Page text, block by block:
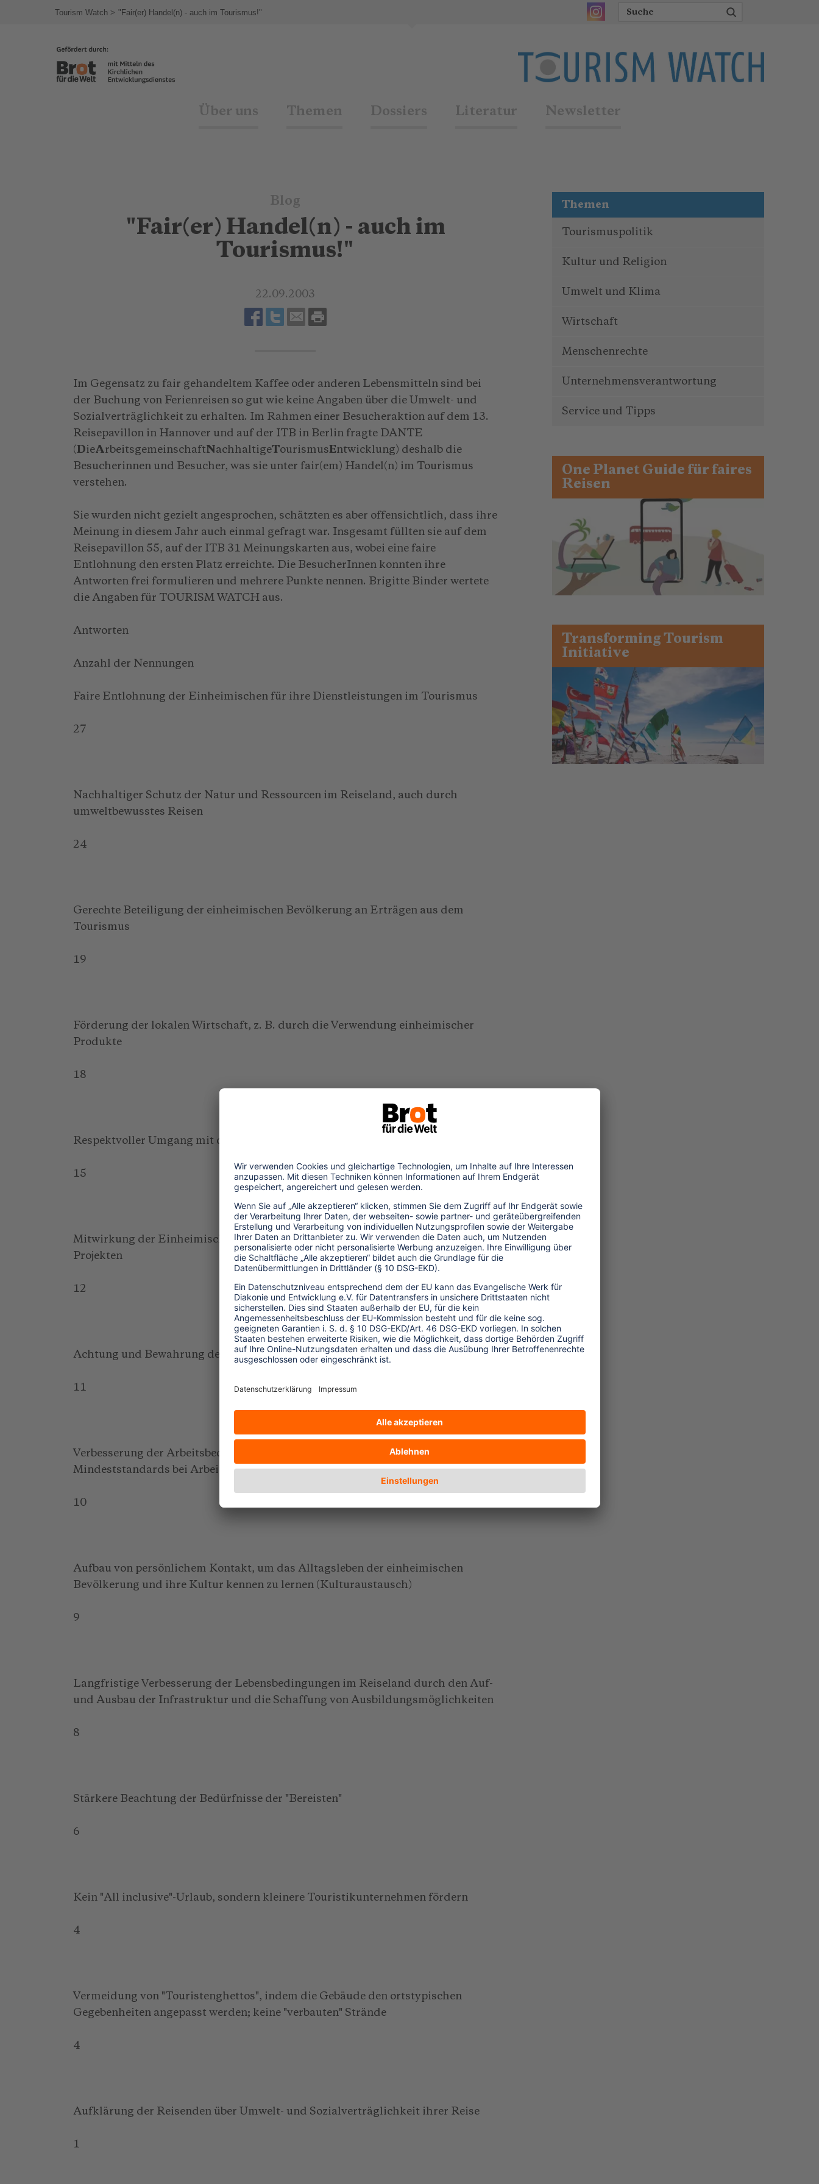
Tourism Watch "Fair(er) Handel(n) - auch im Tourismus!"
Über uns Themen Dossiers Literatur Newsletter
Blog
"Fair(er) Handel(n) - auch im
Tourismus!"
22.09.2003
Im Gegensatz zu fair gehandeltem Kaffee oder anderen Lebensmitteln sind bei
der Buchung von Ferienreisen so gut wie keine Angaben über die Umwelt- und
Sozialverträglichkeit zu erhalten. Im Rahmen einer Besucheraktion auf dem 13.
Reisepavillon in Hannover und auf der ITB in Berlin fragte DANTE
(DieArbeitsgemeinschaftN achhaltigeTourismusEntwicklung) deshalb die
Besucherinnen und Besucher, was sie unter fair(em) Handel(n) im Tourismus
verstehen.
Sie wurden nicht gezielt angesprochen, schätzten es aber offensichtlich, dass ihre
Meinung in diesem Jahr auch einmal gefragt war. Insgesamt füllten sie auf dem
Reisepavillon 55, auf der ITB 31 Meinungskarten aus, wobei eine faire
Entlohnung den ersten Platz erreichte. Die BesucherInnen konnten ihre
Antworten frei formulieren und mehrere Punkte nennen. Brigitte Binder wertete
die Angaben für TOURISM WATCH aus.
Antworten
Anzahl der Nennungen
Faire Entlohnung der Einheimischen für ihre Dienstleistungen im Tourismus
27
Nachhaltiger Schutz der Natur und Ressourcen im Reiseland, auch durch
umweltbewusstes Reisen
24
Gerechte Beteiligung der einheimischen Bevölkerung an Erträgen aus dem
Tourismus
19
Förderung der lokalen Wirtschaft, z. B. durch die Verwendung einheimischer
Produkte
18
Respektvoller Umgang mit den Menschen vor Ort
15
Mitwirkung der Einheimischen an der Planung und Entwicklung von Tourismus-
Projekten
12
Achtung und Bewahrung der Kultur im Reiseland
11
Verbesserung der Arbeitsbedingungen im Tourismus, durch die Einführung von
Mindeststandards bei Arbeitsverträgen und Verbot von Kinderarbeit u. a.
10
Aufbau von persönlichem Kontakt, um das Alltagsleben der einheimischen
Bevölkerung und ihre Kultur kennen zu lernen (Kulturaustausch)
9
Langfristige Verbesserung der Lebensbedingungen im Reiseland durch den Auf-
und Ausbau der Infrastruktur und die Schaffung von Ausbildungsmöglichkeiten
8
Stärkere Beachtung der Bedürfnisse der "Bereisten"
6
Kein "All inclusive"-Urlaub, sondern kleinere Touristikunternehmen fördern
4
Vermeidung von "Touristenghettos", indem die Gebäude den ortstypischen
Gegebenheiten angepasst werden; keine "verbauten" Strände
4
Aufklärung der Reisenden über Umwelt- und Sozialverträglichkeit ihrer Reise
1
Themen
Tourismuspolitik
Kultur und Religion
Umwelt und Klima
Wirtschaft
Menschenrechte
Unternehmensverantwortung
Service und Tipps
One Planet Guide für faires
Reisen
Transforming Tourism
Initiative